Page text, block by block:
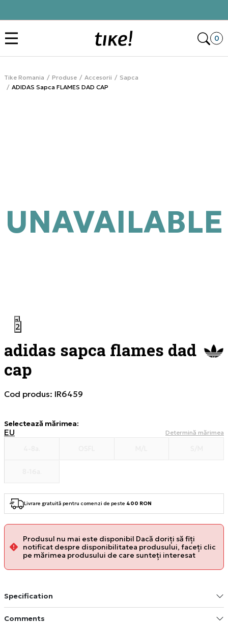
0
Tike Romania Produse Accesorii
Sapca
ADIDAS Sapca FLAMES DAD CAP
1
2
UNAVAILABLE
adidas sapca flames dad
cap
Cod produs: IR6459
Selectează mărimea:
EU Determină mărimea
Livrare gratuită pentru comenzi de peste 400 RON
Produsul nu mai este disponibil Dacă doriți să fiți
notificat despre disponibilitatea produsului, faceți clic
pe mărimea produsului de care sunteți interesat
Specification
Comments